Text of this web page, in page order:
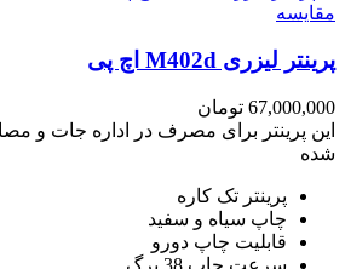
مقايسه
پرینتر لیزری M402d اچ پی
67,000,000 تومان
این پرینتر برای مصرف در اداره جات و
شده
پرینتر تک کاره
چاپ سیاه و سفید
قابلیت چاپ دورو